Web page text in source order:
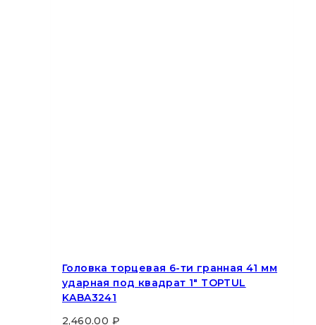
Головка торцевая 6-ти гранная 41 мм
ударная под квадрат 1″ TOPTUL
KABA3241
2,460.00 ₽